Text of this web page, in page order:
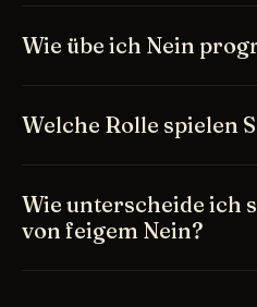
Wie übe ich Nein
Welche Rolle spielen
Wie unterscheide ich
von feigem Nein?